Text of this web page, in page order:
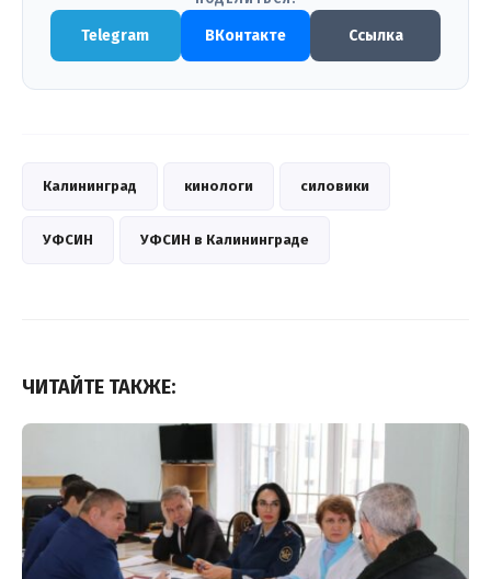
Telegram ВКонтакте Ссылка
Калининград кинологи силовики
УФСИН УФСИН в Калининграде
ЧИТАЙТЕ ТАКЖЕ: